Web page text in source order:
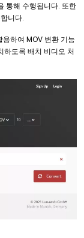
통해 수행됩니다. 또한
니다.
하여 MOV 변환 기능
하도록 배치 비디오 처